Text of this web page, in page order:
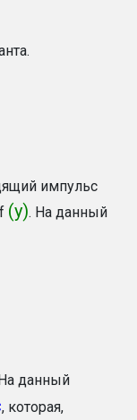
импульс
(y). На данный
данный
, которая,